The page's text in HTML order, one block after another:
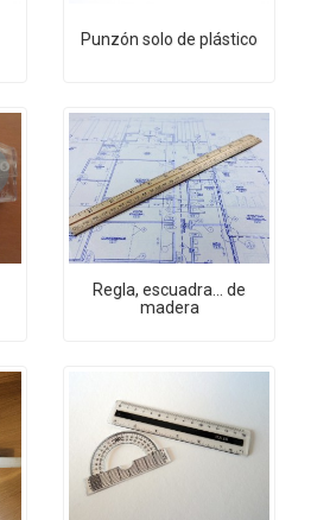
Punzón solo de plástico
Regla, escuadra... de
madera